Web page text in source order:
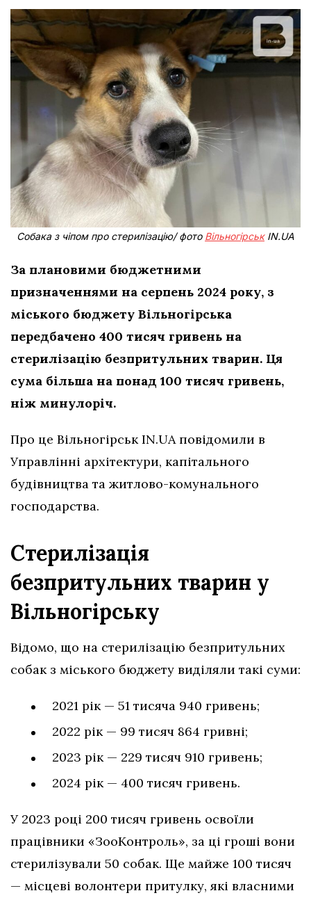
Собака з чіпом про стерилізацію/ фото ВільногірськIN.UA
За плановими бюджетними
призначеннями на серпень 2024 року, з
міського бюджету Вільногірська
передбачено 400 тисяч гривень на
стерилізацію безпритульних тварин. Ця
сума більша на понад 100 тисяч гривень,
ніж минулоріч.
Про це Вільногірськ IN.UA повідомили в
Управлінні архітектури, капітального
будівництва та житлово-комунального
господарства.
Стерилізація
безпритульних тварин у
Вільногірську
Відомо, що на стерилізацію безпритульних
собак з міського бюджету виділяли такі суми:
2021 рік — 51 тисяча 940 гривень;
2022 рік — 99 тисяч 864 гривні;
2023 рік — 229 тисяч 910 гривень;
2024 рік — 400 тисяч гривень.
У 2023 році 200 тисяч гривень освоїли
працівники «ЗооКонтроль», за ці гроші вони
стерилізували 50 собак. Ще майже 100 тисяч
— місцеві волонтери притулку, які власними